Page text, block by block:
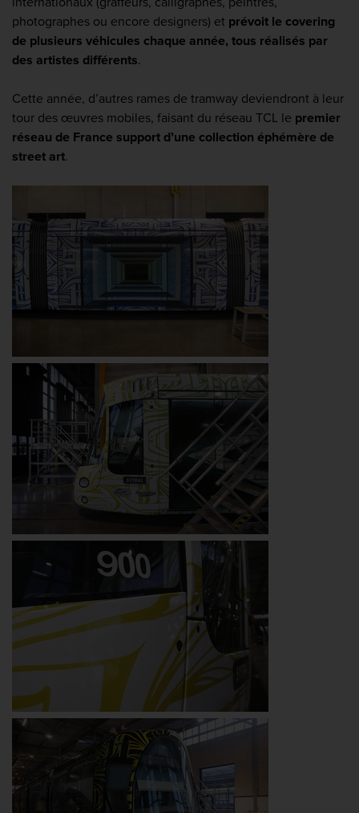
photographes ou encore designers) et prévoit le covering
de plusieurs véhicules chaque année, tous réalisés par
des artistes différents.
Cette année, d’autres rames de tramway deviendront à leur
tour des œuvres mobiles, faisant du réseau TCL le premier
réseau de France support d’une collection éphémère de
street art.